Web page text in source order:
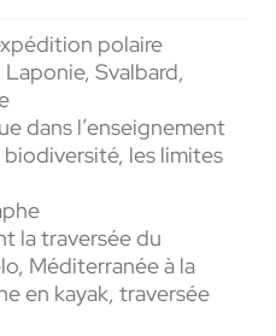
polaire
Svalbard,
dans l’enseignement
les limites
la traversée du
Méditerranée à la
en kayak, traversée